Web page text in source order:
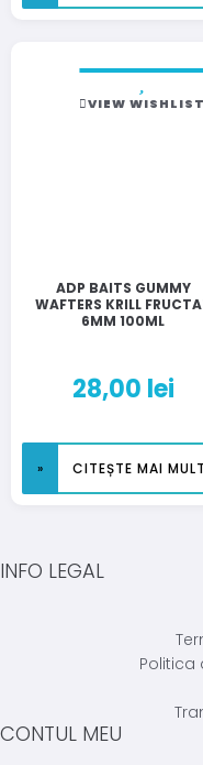
VIEW WISHLIST
ADP BAITS GUMMY
WAFTERS KRILL
6MM 100ML
28,00 lei
CITEȘTE MAI MULT
INFO LEGAL
Politica
CONTUL MEU